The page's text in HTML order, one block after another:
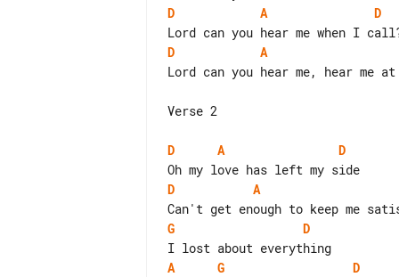
D
A
D
D
A
Lord can you hear me, hear me
Verse 2
D A
D
D
A
G
D
A
G
D